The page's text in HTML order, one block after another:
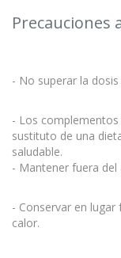
Precauciones
- No superar la
- Los
sustituto de una
saludable.
- Mantener fuera del
- Conservar en
calor.